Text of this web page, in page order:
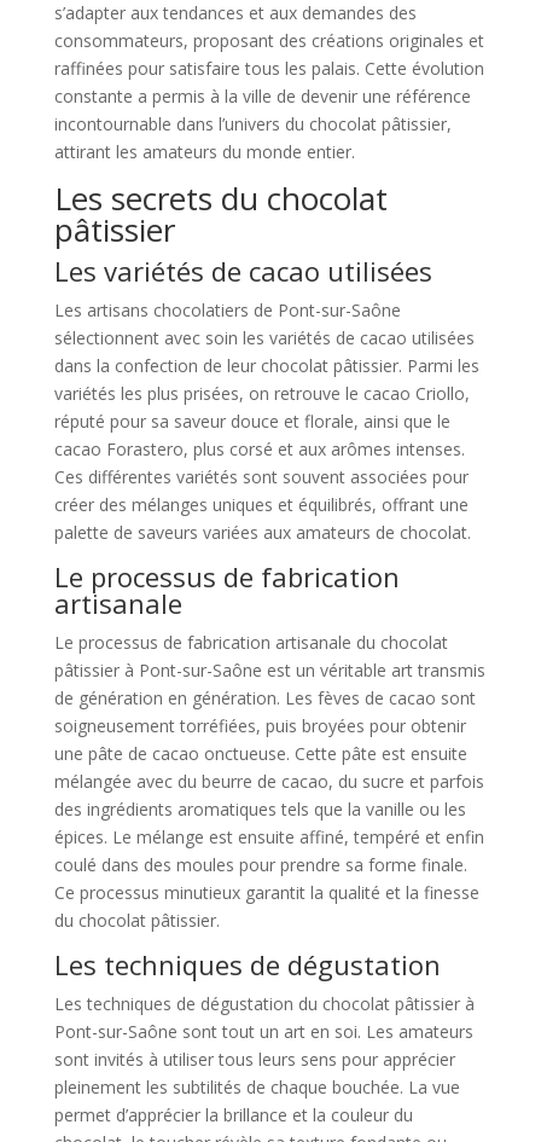
s’adapter aux tendances et aux demandes des
consommateurs, proposant des créations originales et
raffinées pour satisfaire tous les palais. Cette évolution
constante a permis à la ville de devenir une référence
incontournable dans l’univers du chocolat pâtissier,
attirant les amateurs du monde entier.
Les secrets du chocolat
pâtissier
Les variétés de cacao utilisées
Les artisans chocolatiers de Pont-sur-Saône
sélectionnent avec soin les variétés de cacao utilisées
dans la confection de leur chocolat pâtissier. Parmi les
variétés les plus prisées, on retrouve le cacao Criollo,
réputé pour sa saveur douce et florale, ainsi que le
cacao Forastero, plus corsé et aux arômes intenses.
Ces différentes variétés sont souvent associées pour
créer des mélanges uniques et équilibrés, offrant une
palette de saveurs variées aux amateurs de chocolat.
Le processus de fabrication
artisanale
Le processus de fabrication artisanale du chocolat
pâtissier à Pont-sur-Saône est un véritable art transmis
de génération en génération. Les fèves de cacao sont
soigneusement torréfiées, puis broyées pour obtenir
une pâte de cacao onctueuse. Cette pâte est ensuite
mélangée avec du beurre de cacao, du sucre et parfois
des ingrédients aromatiques tels que la vanille ou les
épices. Le mélange est ensuite affiné, tempéré et enfin
coulé dans des moules pour prendre sa forme finale.
Ce processus minutieux garantit la qualité et la finesse
du chocolat pâtissier.
Les techniques de dégustation
Les techniques de dégustation du chocolat pâtissier à
Pont-sur-Saône sont tout un art en soi. Les amateurs
sont invités à utiliser tous leurs sens pour apprécier
pleinement les subtilités de chaque bouchée. La vue
permet d’apprécier la brillance et la couleur du